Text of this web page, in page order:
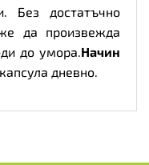
Без достатъчно
да произвежда
до умора. Начин
дневно.